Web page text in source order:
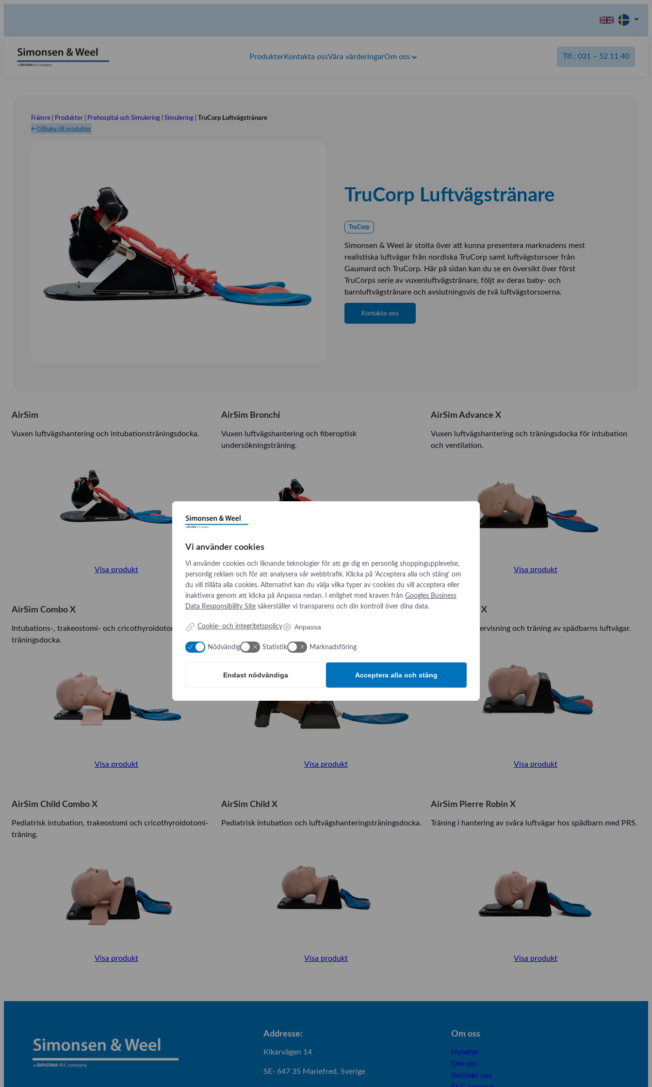
ProdukterKontakta ossVåra värderingarOm oss Tlf.: 031 – 52 11 40
Främre Produkter Prehospital och Simulering |Simulering |TruCorp Luftvägstränare
Tillbaka till produkter
TruCorp Luftvägstränare
TruCorp
Simonsen & Weel är stolta över att kunna presentera marknadens mest
realistiska luftvägar från nordiska TruCorp samt luftvägstorsoer från
Gaumard och TruCorp. Här på sidan kan du se en översikt över först
TruCorps serie av vuxenluftvägstränare, följt av deras baby- och
barnluftvägstränare och avslutningsvis de två luftvägstorsoerna.
Kontakta oss
AirSim
Vuxen luftvägshantering och intubationsträningsdocka.
AirSim Bronchi
Vuxen luftvägshantering och fiberoptisk
undersökningsträning.
AirSim Advance X
Vuxen luftvägshantering och träningsdocka för intubation
och ventilation.
Visa produkt Visa produkt Visa produkt
AirSim Combo X
Intubations-, trakeostomi- och cricothyroidotomi-
träningsdocka.
TruCric
Träningsmodell för cricothyroidotomi, trakeostomi och
ventilation.
AirSim Baby X
Docka för undervisning och träning av spädbarns luftvägar.
Visa produkt Visa produkt Visa produkt
AirSim Child Combo X
Pediatrisk intubation, trakeostomi och cricothyroidotomi-
träning.
AirSim Child X
Pediatrisk intubation och luftvägshanteringsträningsdocka.
AirSim Pierre Robin X
Träning i hantering av svåra luftvägar hos spädbarn med PRS.
Visa produkt Visa produkt Visa produkt
Addresse:
Kikarvägen 14
SE- 647 35 Mariefred, Sverige
Om oss
Nyheter
Om oss
Kontakt oss
Vi använder cookies
Vi använder cookies och liknande teknologier för att ge dig en personlig shoppingupplevelse,
personlig reklam och för att analysera vår webbtrafik. Klicka på 'Acceptera alla och stäng' om
du vill tillåta alla cookies. Alternativt kan du välja vilka typer av cookies du vill acceptera eller
inaktivera genom att klicka på Anpassa nedan. I enlighet med kraven från Googles Business
Data Responsibility Site säkerställer vi transparens och din kontroll över dina data.
Cookie- och integritetspolicy Anpassa
Nödvändig Statistik Marknadsföring
Endast nödvändiga Acceptera alla och stäng